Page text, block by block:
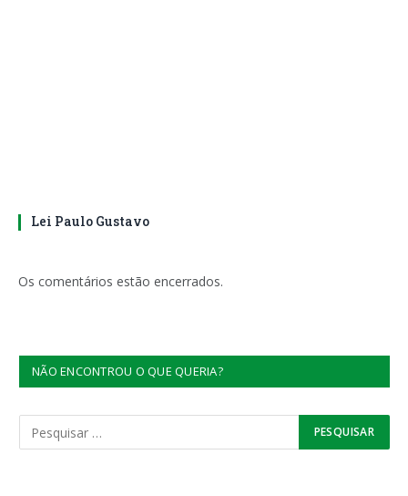
Lei Paulo Gustavo
Os comentários estão encerrados.
NÃO ENCONTROU O QUE QUERIA?